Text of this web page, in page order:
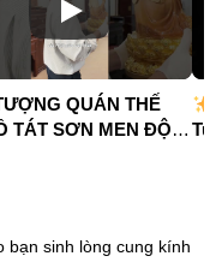
QUÁN THẾ
TÁT SƠN MEN ĐỘ
bạn sinh lòng cung kính